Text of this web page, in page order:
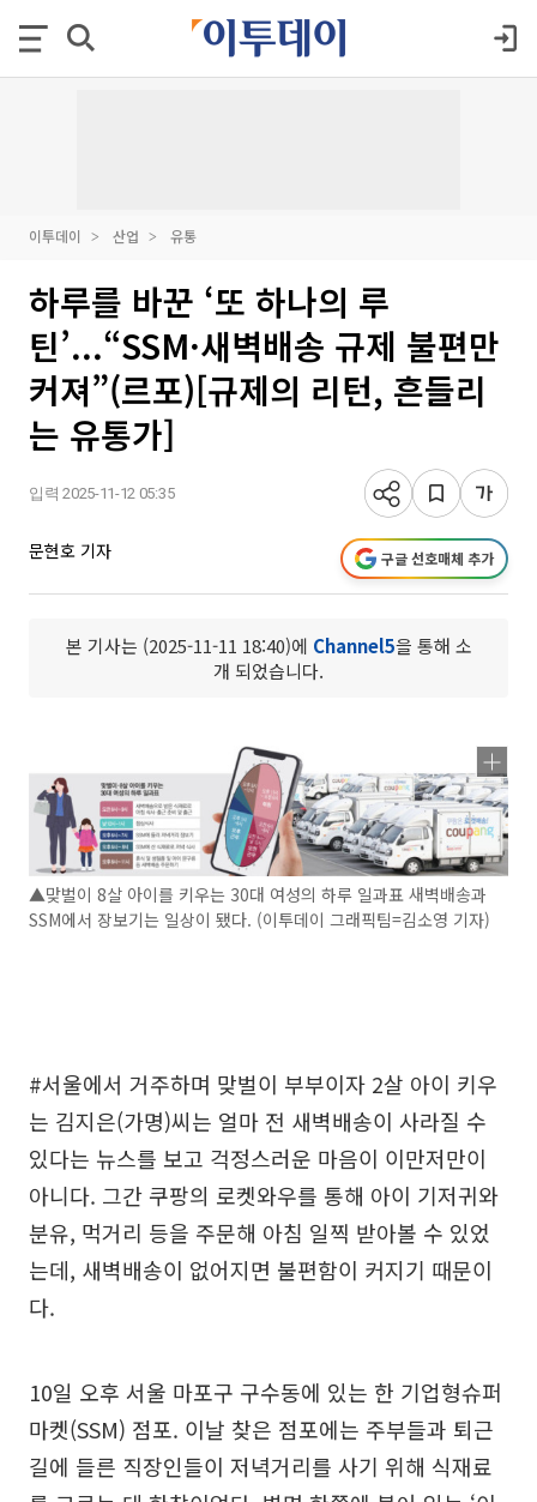
이투데이 산업 유통
하루를 바꾼 ‘또 하나의 루
틴’...“SSM·새벽배송 규제 불편만
커져”(르포)[규제의 리턴, 흔들리
는 유통가]
입력 2025-11-12 05:35
문현호 기자 구글 선호매체 추가
본 기사는 (2025-11-11 18:40)에 Channel5을 통해 소
개 되었습니다.
▲맞벌이 8살 아이를 키우는 30대 여성의 하루 일과표 새벽배송과
SSM에서 장보기는 일상이 됐다. (이투데이 그래픽팀=김소영 기자)
#서울에서 거주하며 맞벌이 부부이자 2살 아이 키우
는 김지은(가명)씨는 얼마 전 새벽배송이 사라질 수
있다는 뉴스를 보고 걱정스러운 마음이 이만저만이
아니다. 그간 쿠팡의 로켓와우를 통해 아이 기저귀와
분유, 먹거리 등을 주문해 아침 일찍 받아볼 수 있었
는데, 새벽배송이 없어지면 불편함이 커지기 때문이
다.
10일 오후 서울 마포구 구수동에 있는 한 기업형슈퍼
마켓(SSM) 점포. 이날 찾은 점포에는 주부들과 퇴근
길에 들른 직장인들이 저녁거리를 사기 위해 식재료